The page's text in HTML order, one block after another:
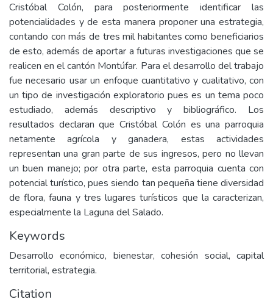
Cristóbal Colón, para posteriormente identificar las
potencialidades y de esta manera proponer una estrategia,
contando con más de tres mil habitantes como beneficiarios
de esto, además de aportar a futuras investigaciones que se
realicen en el cantón Montúfar. Para el desarrollo del trabajo
fue necesario usar un enfoque cuantitativo y cualitativo, con
un tipo de investigación exploratorio pues es un tema poco
estudiado, además descriptivo y bibliográfico. Los
resultados declaran que Cristóbal Colón es una parroquia
netamente agrícola y ganadera, estas actividades
representan una gran parte de sus ingresos, pero no llevan
un buen manejo; por otra parte, esta parroquia cuenta con
potencial turístico, pues siendo tan pequeña tiene diversidad
de flora, fauna y tres lugares turísticos que la caracterizan,
especialmente la Laguna del Salado.
Keywords
Desarrollo económico, bienestar, cohesión social, capital
territorial, estrategia.
Citation